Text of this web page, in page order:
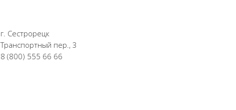
г. Сестрорецк
Транспортный пер., 3
8 (800) 555 66 66